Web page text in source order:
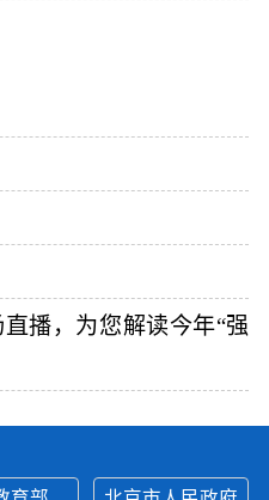
播，为您解读今年“强